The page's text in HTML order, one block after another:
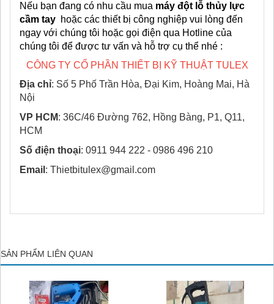
Nếu bạn đang có nhu cầu mua máy đột lỗ thủy lực
cầm tay hoặc các thiết bị công nghiệp vui lòng đến
ngay với chúng tôi hoặc gọi điện qua Hotline của
chúng tôi để được tư vấn và hỗ trợ cụ thể nhé :
CÔNG TY CỔ PHẦN THIẾT BỊ KỸ THUẬT TULEX
Địa chỉ: Số 5 Phố Trần Hòa, Đại Kim, Hoàng Mai, Hà
Nội
VP HCM: 36C/46 Đường 762, Hồng Bàng, P1, Q11,
HCM
Số điện thoại: 0911 944 222 - 0986 496 210
Email : Thietbitulex@gmail.com
SẢN PHẨM LIÊN QUAN